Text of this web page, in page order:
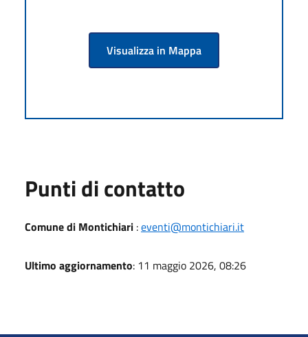
Visualizza in Mappa
Punti di contatto
Comune di Montichiari :eventi@montichiari.it
Ultimo aggiornamento: 11 maggio 2026, 08:26